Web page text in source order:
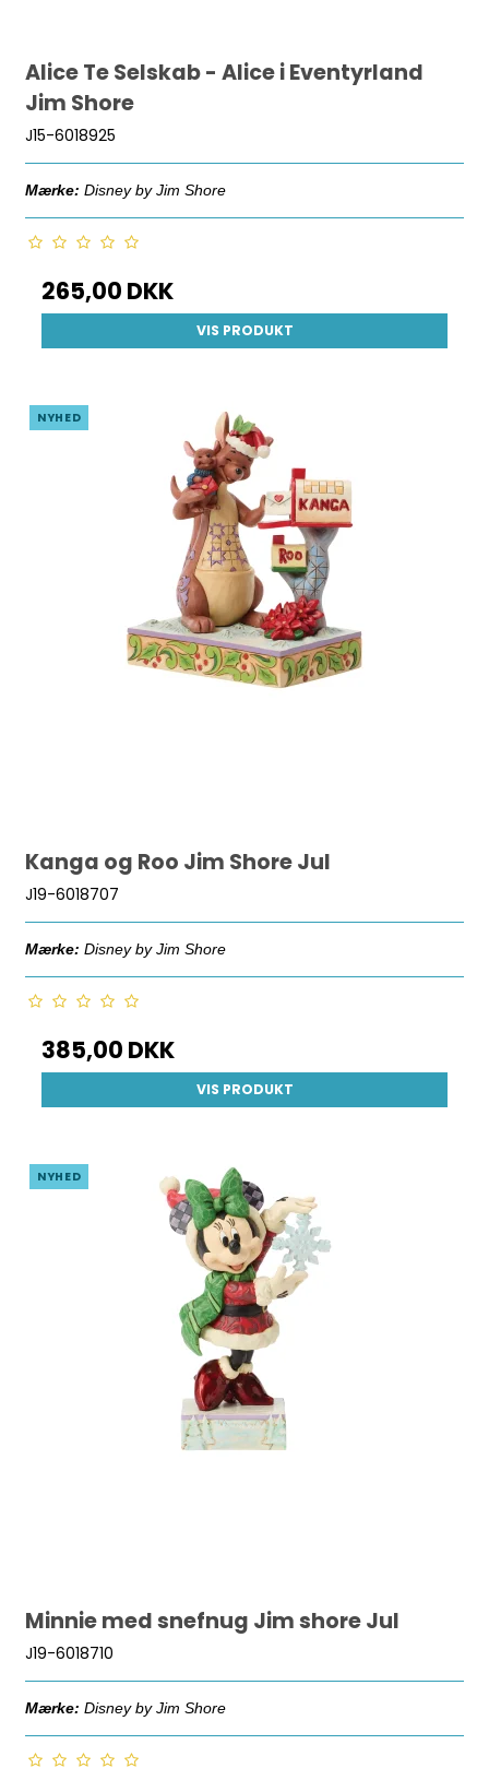
Alice Te Selskab - Alice i Eventyrland
Jim Shore
J15-6018925
Mærke: Disney by Jim Shore
265,00 DKK
VIS PRODUKT
NYHED
Kanga og Roo Jim Shore Jul
J19-6018707
Mærke: Disney by Jim Shore
385,00 DKK
VIS PRODUKT
NYHED
Minnie med snefnug Jim shore Jul
J19-6018710
Mærke: Disney by Jim Shore